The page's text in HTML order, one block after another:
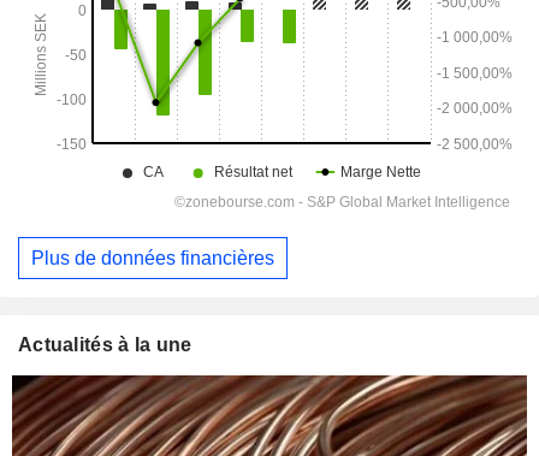
Plus de données financières
Actualités à la une